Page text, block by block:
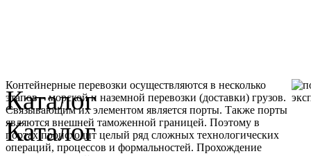
Контейнерные перевозки осуществляются в несколько
этапов – морской и наземной перевозки (доставки) грузов.
Связывающим их элементом является порты. Также порты
являются внешней таможенной границей. Поэтому в
портах происходит целый ряд сложных технологических
операций, процессов и формальностей. Прохождение
Каталог
Каталог